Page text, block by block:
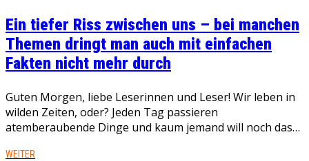
Ein tiefer Riss zwischen uns – bei manchen
Themen dringt man auch mit einfachen
Fakten nicht mehr durch
Guten Morgen, liebe Leserinnen und Leser! Wir leben in
wilden Zeiten, oder? Jeden Tag passieren
atemberaubende Dinge und kaum jemand will noch das…
WEITER